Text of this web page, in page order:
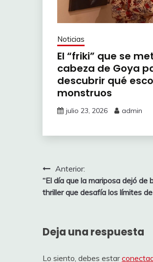
Noticias
El “friki” que se
cabeza de Goya
descubrir qué
monstruos
julio 23, 2026 admin
Navegación
de
Anterior:
“El día que la mariposa dejó de
thriller que desafía los límites
Deja una respuesta
Lo siento, debes estar